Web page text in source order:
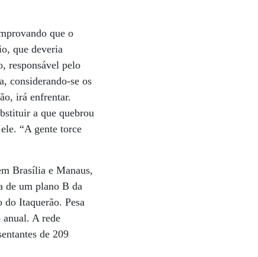
que o
que deveria
responsável pelo
considerando-se os
irá enfrentar.
a que quebrou
“A gente torce
Brasília e Manaus,
de um plano B da
do Itaquerão. Pesa
anual. A rede
de 209